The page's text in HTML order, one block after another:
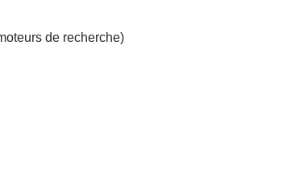
de recherche)